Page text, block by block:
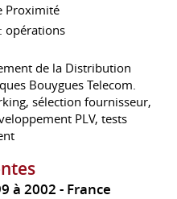
Proximité
opérations
de la Distribution
Bouygues Telecom.
sélection fournisseur,
PLV, tests
à 2002 France